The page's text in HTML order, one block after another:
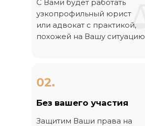
С Вами будет работать
узкопрофильный юрист
или адвокат с практикой,
похожей на Вашу ситуацию
Защитим Ваши права на
Без вашего участия
02.